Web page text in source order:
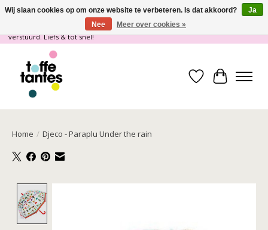
Wij gaan op vakantie! vanaf 4 juli t/m 21 juli worden er geen pakketjes
verstuurd. Liefs & tot snel!
Verlanglijst
Home / Djeco - Paraplu Under the rain
Wij slaan cookies op om onze website te verbeteren. Is dat akkoord?
Ja
Nee
Meer over cookies »